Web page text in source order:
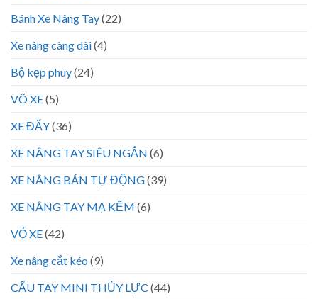
Bánh Xe Nâng Tay(22)
Xe nâng càng dài(4)
Bộ kẹp phuy(24)
VÕ XE(5)
XE ĐẨY(36)
XE NÂNG TAY SIÊU NGẮN (6)
XE NÂNG BÁN TỰ ĐỘNG(39)
XE NÂNG TAY MẠ KẼM (6)
VỎ XE(42)
Xe nâng cắt kéo (9)
CẨU TAY MINI THỦY LỰC (44)